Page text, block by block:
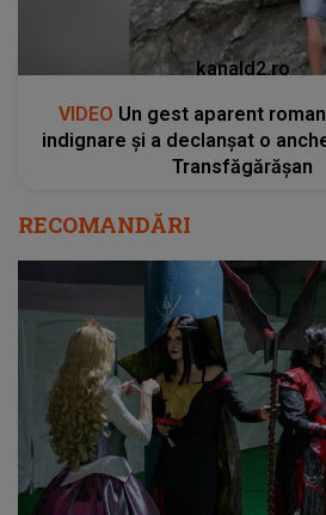
kanald2.ro
VIDEO Un gest aparent
indignare și a declanșat o
Transfăgărășan
RECOMANDĂRI